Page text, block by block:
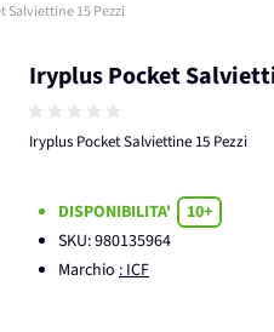
Salviettine 15 Pezzi
Iryplus Pocket
Iryplus Pocket Salviettine 15 Pezzi
DISPONIBILITA'
10+
SKU:980135964
Marchio : ICF